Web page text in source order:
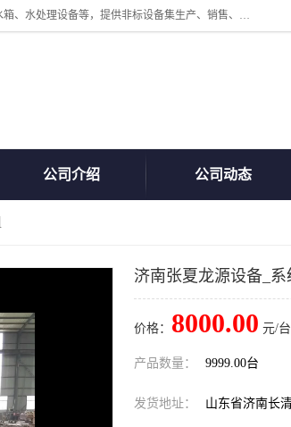
公司主营换热器.换热设备、供水设备，核心产品涵盖：管壳式换热器、换热机组、不锈钢组合式水箱、水处理设备等，提供非标设备集生产、销售、安装一体化服务，可满足全国酒店、学校、医院、商业综合体、工业项目等多场景换热与供水需求。
公司介绍 公司动态
济南张夏龙源设备_
价格： 8000.00 元/
产品数量： 9999.00台
发货地址： 山东省济南长